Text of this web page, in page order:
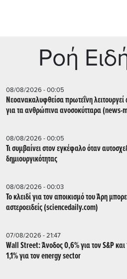
Ρoή
08/08/2026 - 00:05
Νεοανακαλυφθείσα πρωτεΐνη
για τα ανθρώπινα ανοσοκύτταρα (news-
08/08/2026 - 00:05
Τι συμβαίνει στον εγκέφαλο όταν
δημιουργικότητας
08/08/2026 - 00:03
Το κλειδί για τον αποικισμό του Άρη
αστεροειδείς (sciencedaily.com)
07/08/2026 - 21:47
Wall Street: Άνοδος 0,6% για τον S&P
1,1% για τον energy sector